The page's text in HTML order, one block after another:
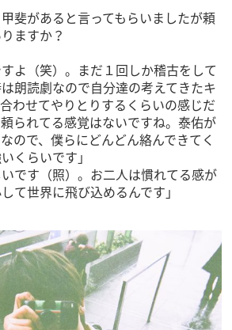
斐があると言ってもらいましたが頼
ますか？
よ（笑）。まだ１回しか稽古をして
朗読劇なので自分達の考えてきたキ
わせてやりとりするくらいの感じだ
られてる感覚はないですね。泰佑が
ので、僕らにどんどん絡んできてく
くらいです」
です（照）。お二人は慣れてる感が
て世界に飛び込めるんです」